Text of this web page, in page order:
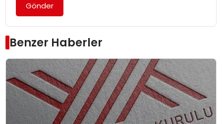
Gönder
Benzer Haberler